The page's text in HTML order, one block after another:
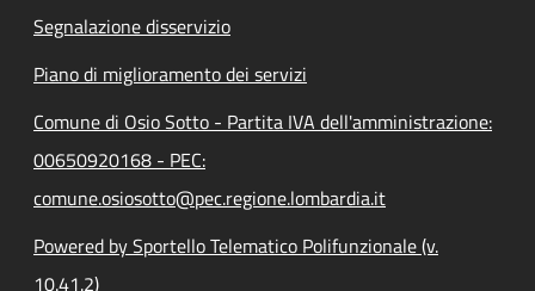
Segnalazione disservizio
Piano di miglioramento dei servizi
Comune di Osio Sotto - Partita IVA dell'amministrazione:
00650920168 - PEC:
comune.osiosotto@pec.regione.lombardia.it
Powered by Sportello Telematico Polifunzionale (v.
10.41.2)